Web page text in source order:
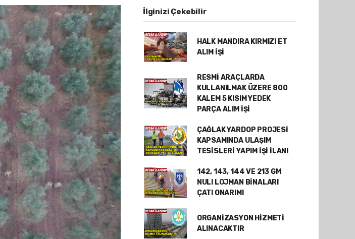
İlginizi Çekebilir
HALK MANDIRA KIRMIZI ET
ALIM İŞİ
RESMİ ARAÇLARDA
KULLANILMAK ÜZERE 800
KALEM 5 KISIM YEDEK
PARÇA ALIM İŞİ
ÇAĞLAK YARDOP PROJESİ
KAPSAMINDA ULAŞIM
TESİSLERİ YAPIM İŞİ İLANI
142, 143, 144 VE 213 GM
NULI LOJMAN BİNALARI
ÇATI ONARIMI
ORGANİZASYON HİZMETİ
ALINACAKTIR